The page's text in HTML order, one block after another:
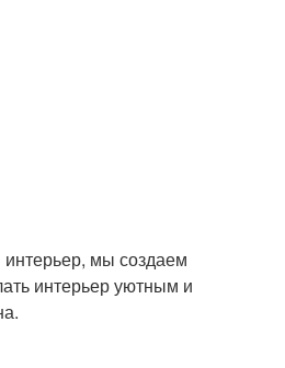
интерьер, мы создаем
интерьер уютным и